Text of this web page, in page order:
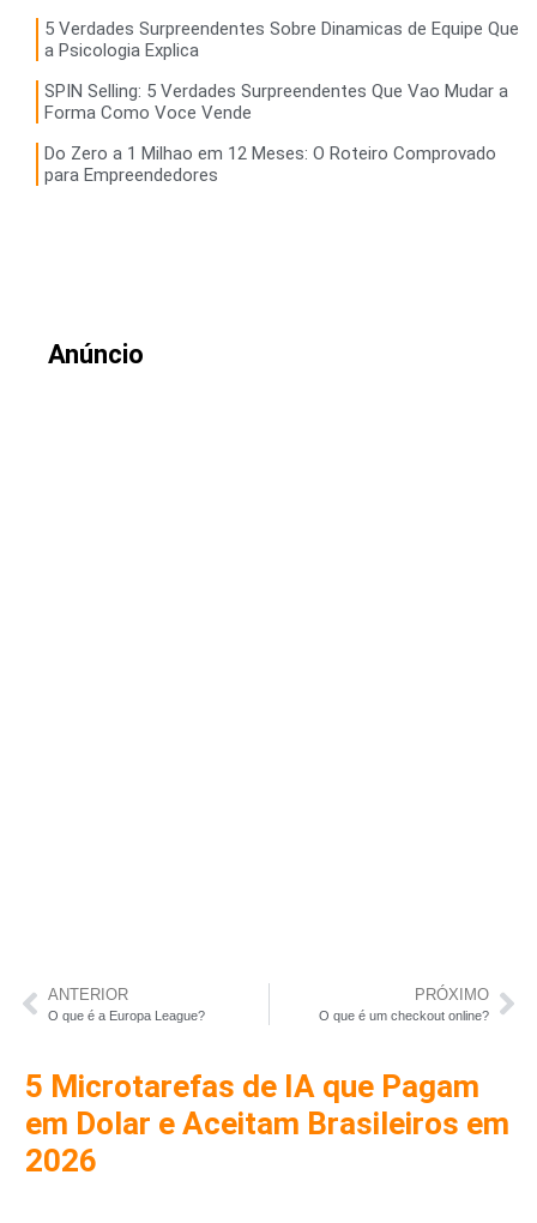
5 Verdades Surpreendentes Sobre Dinamicas de Equipe Que
a Psicologia Explica
SPIN Selling: 5 Verdades Surpreendentes Que Vao Mudar a
Forma Como Voce Vende
Do Zero a 1 Milhao em 12 Meses: O Roteiro Comprovado
para Empreendedores
Anúncio
ANTERIOR
O que é a Europa League?
PRÓXIMO
O que é um checkout online?
5 Microtarefas de IA que Pagam
em Dolar e Aceitam Brasileiros em
2026